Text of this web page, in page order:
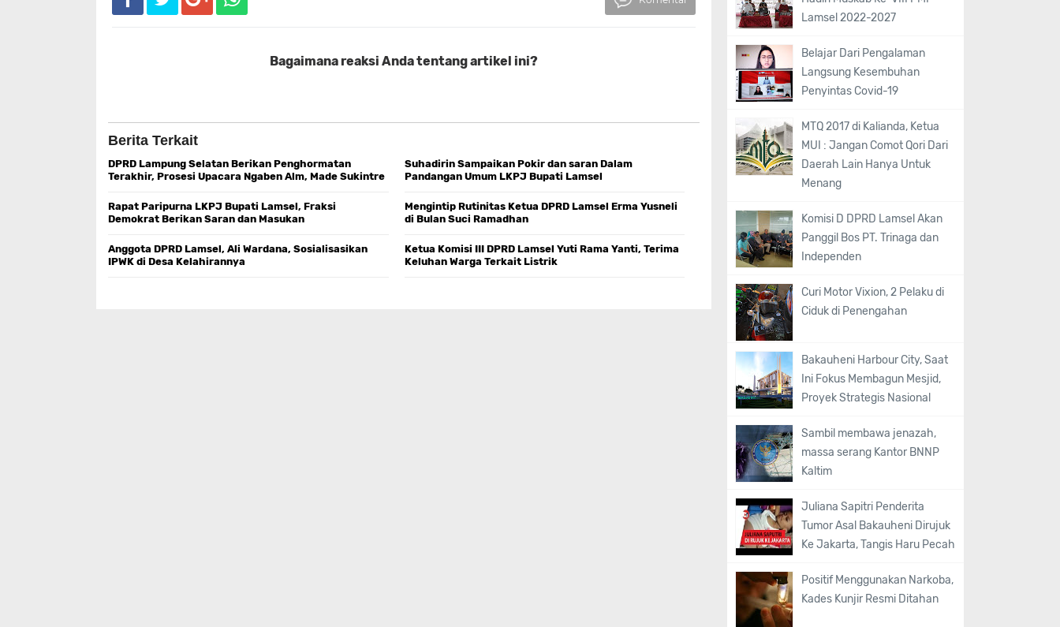
Bagaimana reaksi Anda tentang artikel ini?
Berita Terkait
DPRD Lampung Selatan Berikan Penghormatan
Terakhir, Prosesi Upacara Ngaben Alm, Made Sukintre
Suhadirin Sampaikan Pokir dan saran Dalam
Pandangan Umum LKPJ Bupati Lamsel
Rapat Paripurna LKPJ Bupati Lamsel, Fraksi
Demokrat Berikan Saran dan Masukan
Mengintip Rutinitas Ketua DPRD Lamsel Erma Yusneli
di Bulan Suci Ramadhan
Anggota DPRD Lamsel, Ali Wardana, Sosialisasikan
IPWK di Desa Kelahirannya
Ketua Komisi III DPRD Lamsel Yuti Rama Yanti, Terima
Keluhan Warga Terkait Listrik
Lamsel 2022-2027
Belajar Dari Pengalaman
Langsung Kesembuhan
Penyintas Covid-19
MTQ 2017 di Kalianda, Ketua
MUI : Jangan Comot Qori Dari
Daerah Lain Hanya Untuk
Menang
Komisi D DPRD Lamsel Akan
Panggil Bos PT. Trinaga dan
Independen
Curi Motor Vixion, 2 Pelaku di
Ciduk di Penengahan
Bakauheni Harbour City, Saat
Ini Fokus Membagun Mesjid,
Proyek Strategis Nasional
Sambil membawa jenazah,
massa serang Kantor BNNP
Kaltim
Juliana Sapitri Penderita
Tumor Asal Bakauheni Dirujuk
Ke Jakarta, Tangis Haru Pecah
Positif Menggunakan Narkoba,
Kades Kunjir Resmi Ditahan